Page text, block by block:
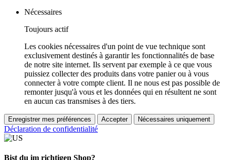
Nécessaires
Toujours actif
Les cookies nécessaires d'un point de vue technique sont
exclusivement destinés à garantir les fonctionnalités de base
de notre site internet. Ils servent par exemple à ce que vous
puissiez collecter des produits dans votre panier ou à vous
connecter à votre compte client. Il ne nous est pas possible de
remonter jusqu'à vous et les données qui en résultent ne sont
en aucun cas transmises à des tiers.
Enregistrer mes préférences Accepter Nécessaires uniquement
Déclaration de confidentialité
Bist du im richtigen Shop?